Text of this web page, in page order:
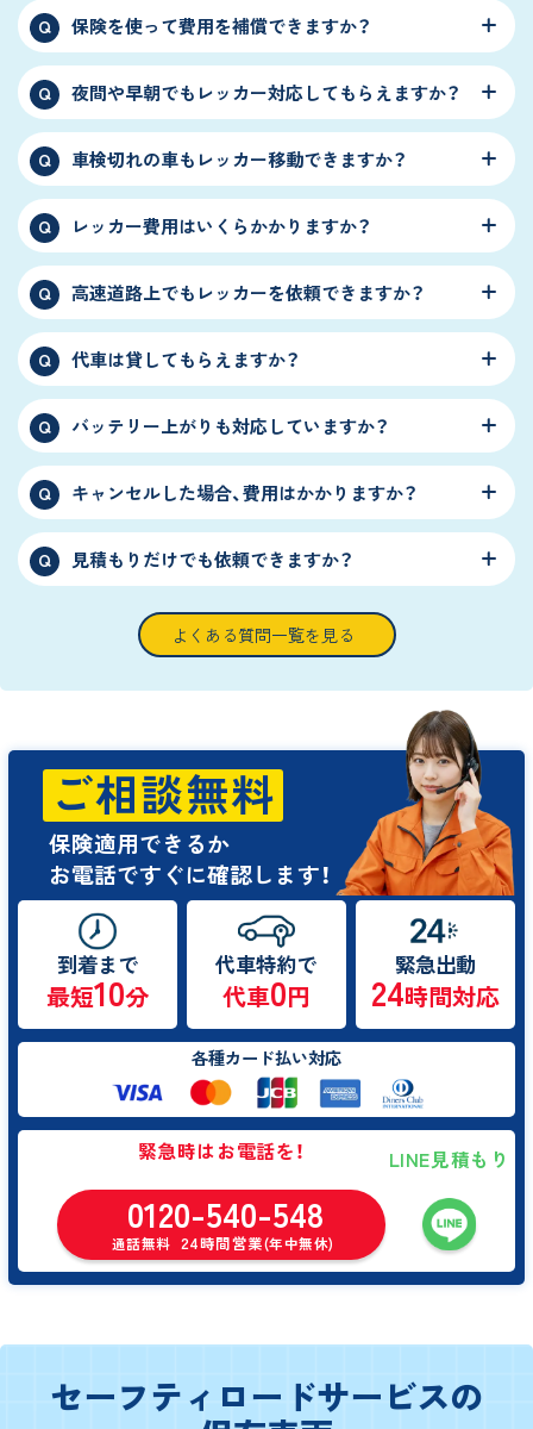
Q 保険を使って費用を補償できますか？
Q 夜間や早朝でもレッカー対応してもらえますか？
Q 車検切れの車もレッカー移動できますか？
Q レッカー費用はいくらかかりますか？
Q 高速道路上でもレッカーを依頼できますか？
Q 代車は貸してもらえますか？
Q バッテリー上がりも対応していますか？
Q キャンセルした場合、費用はかかりますか？
Q 見積もりだけでも依頼できますか？
よくある質問一覧を見る
ご相談無料
保険適用できるか
お電話ですぐに確認します！
到着まで
最短10分
代車特約で
代車0円
緊急出動
24時間対応
各種カード払い対応
緊急時はお電話を！
0120-540-548
通話無料 24時間営業(年中無休)
LINE見積もり
セーフティロードサービスの